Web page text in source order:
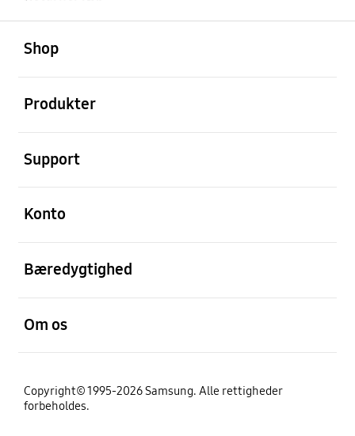
Shop
Produkter
Support
Konto
Bæredygtighed
Om os
Copyright© 1995-2026 Samsung. Alle rettigheder
forbeholdes.